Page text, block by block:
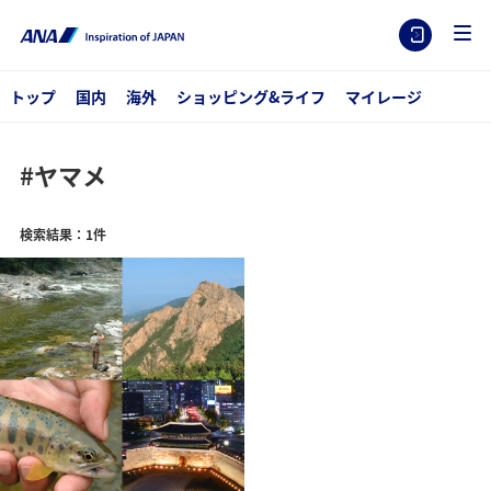
トップ 国内 海外 ショッピング&ライフ マイレージ
#ヤマメ
検索結果：1件